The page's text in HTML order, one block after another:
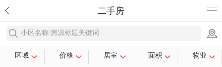
二手房
小区名称/房源标题关键词
区域 价格 居室 面积 物业